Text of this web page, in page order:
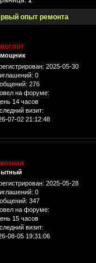
опыт ремонта
: 2025-05-30
0
276
на форуме:
14 часов
визит:
07-02 21:12:48
: 2025-05-28
0
347
на форуме:
15 часов
визит:
08-05 19:31:06